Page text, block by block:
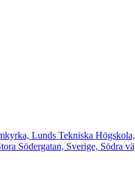
Lunds Tekniska
Södergatan, Sverige, Södra